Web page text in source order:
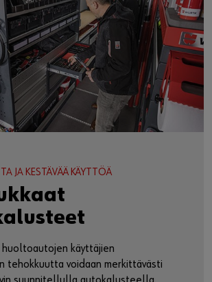
on täynnä merkityksellisiä
jotka ovat
meistä sen yrityksen, joka olemme
tarina